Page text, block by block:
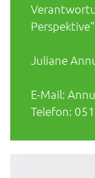
Perspektive”
Juliane
E-Mail:
Telefon: